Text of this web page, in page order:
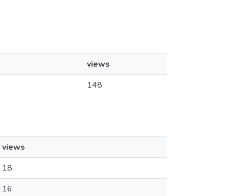
views
148
views
18
16